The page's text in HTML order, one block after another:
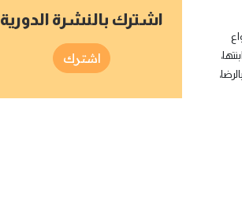
اشترك بالنشرة الدورية
اشترك